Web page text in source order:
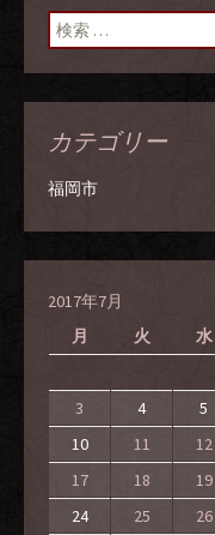
ン
検索:
カテゴリー
福岡市
2017年7月
月
火 水
3
4 5
10
11 12
17
18 19
24
25 26